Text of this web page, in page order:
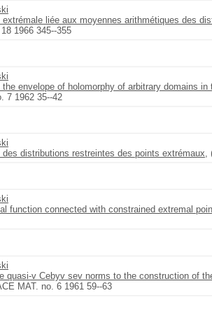
liée aux moyennes arithmétiques des
1966 345--355
envelope of holomorphy of arbitrary domains
7 1962 35--42
des distributions restreintes des points extrémaux,
function connected with constrained extremal
quasi-v Cebyv sev norms to the construction of
MAT. no. 6 1961 59--63